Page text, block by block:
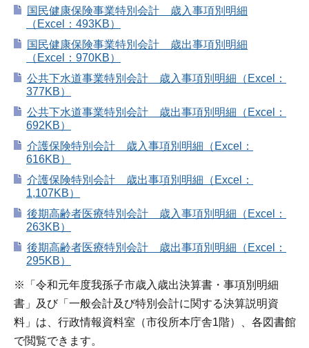
国民健康保険事業特別会計 歳入事項別明細
（Excel：493KB）
国民健康保険事業特別会計 歳出事項別明細
（Excel：970KB）
公共下水道事業特別会計 歳入事項別明細（Excel：
377KB）
公共下水道事業特別会計 歳出事項別明細（Excel：
692KB）
介護保険特別会計 歳入事項別明細（Excel：
616KB）
介護保険特別会計 歳出事項別明細（Excel：
1,107KB）
後期高齢者医療特別会計 歳入事項別明細（Excel：
263KB）
後期高齢者医療特別会計 歳出事項別明細（Excel：
295KB）
※「令和元年度我孫子市歳入歳出決算書・事項別明細
書」及び「一般会計及び特別会計に関する決算説明資
料」は、行政情報資料室（市役所本庁舎1階）、各図書館
で閲覧できます。